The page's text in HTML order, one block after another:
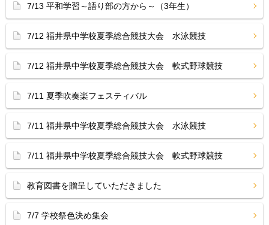
7/13 平和学習～語り部の方から～（3年生）
7/12 福井県中学校夏季総合競技大会 水泳競技
7/12 福井県中学校夏季総合競技大会 軟式野球競技
7/11 夏季吹奏楽フェスティバル
7/11 福井県中学校夏季総合競技大会 水泳競技
7/11 福井県中学校夏季総合競技大会 軟式野球競技
教育図書を贈呈していただきました
7/7 学校祭色決め集会